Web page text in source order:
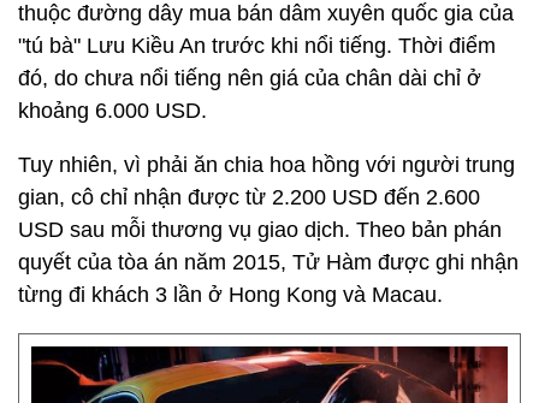
thuộc đường dây mua bán dâm xuyên quốc gia của
"tú bà" Lưu Kiều An trước khi nổi tiếng. Thời điểm
đó, do chưa nổi tiếng nên giá của chân dài chỉ ở
khoảng 6.000 USD.
Tuy nhiên, vì phải ăn chia hoa hồng với người trung
gian, cô chỉ nhận được từ 2.200 USD đến 2.600
USD sau mỗi thương vụ giao dịch. Theo bản phán
quyết của tòa án năm 2015, Tử Hàm được ghi nhận
từng đi khách 3 lần ở Hong Kong và Macau.